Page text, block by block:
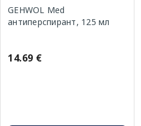
GEHWOL Med
антиперспирант, 125 мл
14.69 €